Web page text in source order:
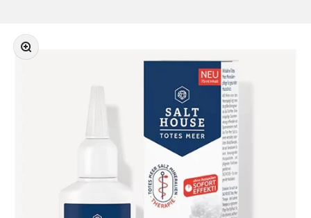
Zoomer sur l'image